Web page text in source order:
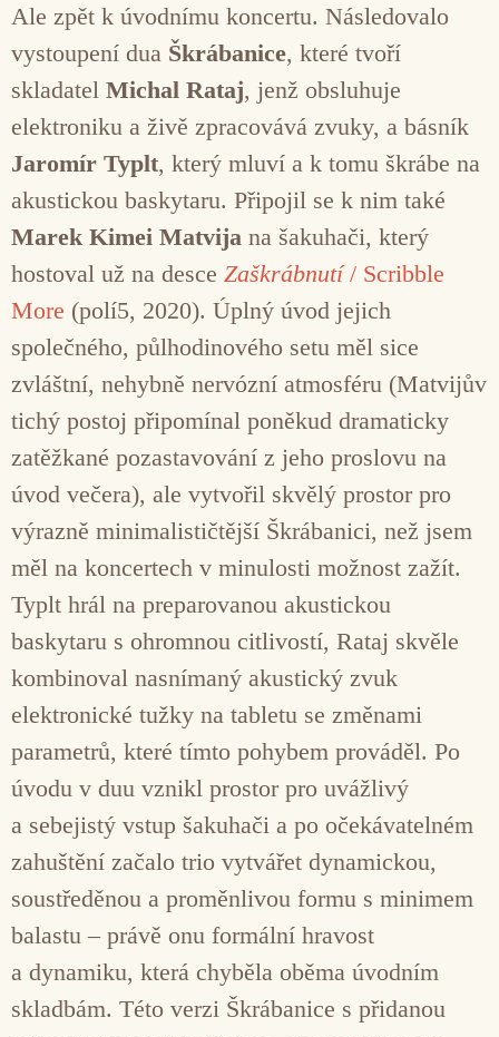
Ale zpět k úvodnímu koncertu. Následovalo
vystoupení dua Škrábanice, které tvoří
skladatel Michal Rataj, jenž obsluhuje
elektroniku a živě zpracovává zvuky, a básník
Jaromír Typlt, který mluví a k tomu škrábe na
akustickou baskytaru. Připojil se k nim také
Marek Kimei Matvija na šakuhači, který
hostoval už na desce Zaškrábnutí/ Scribble
More (polí5, 2020). Úplný úvod jejich
společného, půlhodinového setu měl sice
zvláštní, nehybně nervózní atmosféru (Matvijův
tichý postoj připomínal poněkud dramaticky
zatěžkané pozastavování z jeho proslovu na
úvod večera), ale vytvořil skvělý prostor pro
výrazně minimalističtější Škrábanici, než jsem
měl na koncertech v minulosti možnost zažít.
Typlt hrál na preparovanou akustickou
baskytaru s ohromnou citlivostí, Rataj skvěle
kombinoval nasnímaný akustický zvuk
elektronické tužky na tabletu se změnami
parametrů, které tímto pohybem prováděl. Po
úvodu v duu vznikl prostor pro uvážlivý
a sebejistý vstup šakuhači a po očekávatelném
zahuštění začalo trio vytvářet dynamickou,
soustředěnou a proměnlivou formu s minimem
balastu – právě onu formální hravost
a dynamiku, která chyběla oběma úvodním
skladbám. Této verzi Škrábanice s přidanou